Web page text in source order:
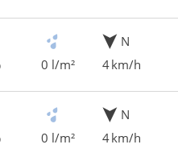
0 l/m²
N
4 km/h
0 l/m²
N
4 km/h